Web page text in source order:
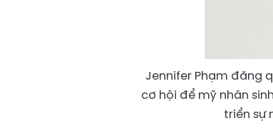
Jennifer Phạm đăng
cơ hội để mỹ nhân
triển sự